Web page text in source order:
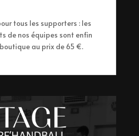
tous les supporters : les
de nos équipes sont enfin
au prix de 65 €.